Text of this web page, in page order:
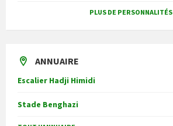
PLUS DE PERSONNALITÉS
ANNUAIRE
Escalier Hadji Himidi
Stade Benghazi